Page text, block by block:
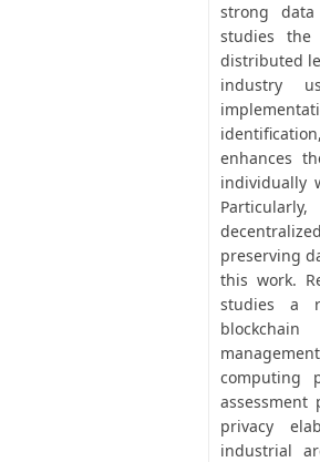
strong data
studies the
distributed
industry
enhances
individually
preserving
this work.
studies a
computing
assessment
privacy
industrial